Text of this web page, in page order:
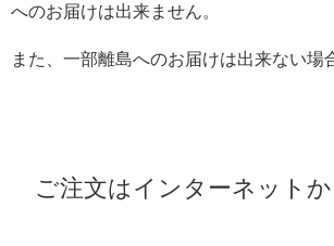
へのお届けは出来ません。
また、一部離島へのお届けは出来ない場
ご注文はインターネットか